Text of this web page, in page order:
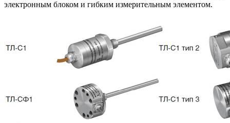
электронным блоком и гибким измерительным элементом.